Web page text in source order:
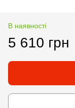
В наявності
5 610 грн